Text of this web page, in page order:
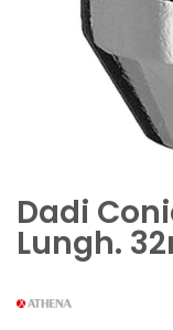
Dadi
Lungh.